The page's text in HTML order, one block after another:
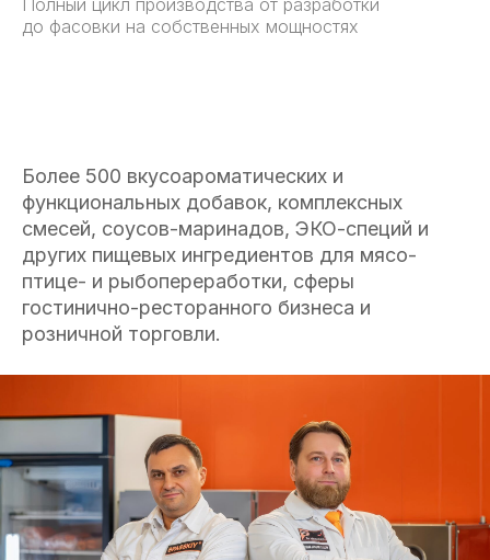
Полный цикл производства от разработки
до фасовки на собственных мощностях
Более 500 вкусоароматических и
функциональных добавок, комплексных
смесей, соусов-маринадов, ЭКО-специй и
других пищевых ингредиентов для мясо-
птице- и рыбопереработки, сферы
гостинично-ресторанного бизнеса и
розничной торговли.